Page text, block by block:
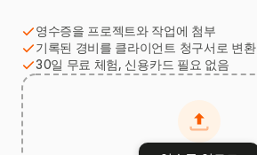
영수증을 프로젝트와 작업에 첨부
기록된 경비를 클라이언트 청구서로 변환
30일 무료 체험, 신용카드 필요 없음